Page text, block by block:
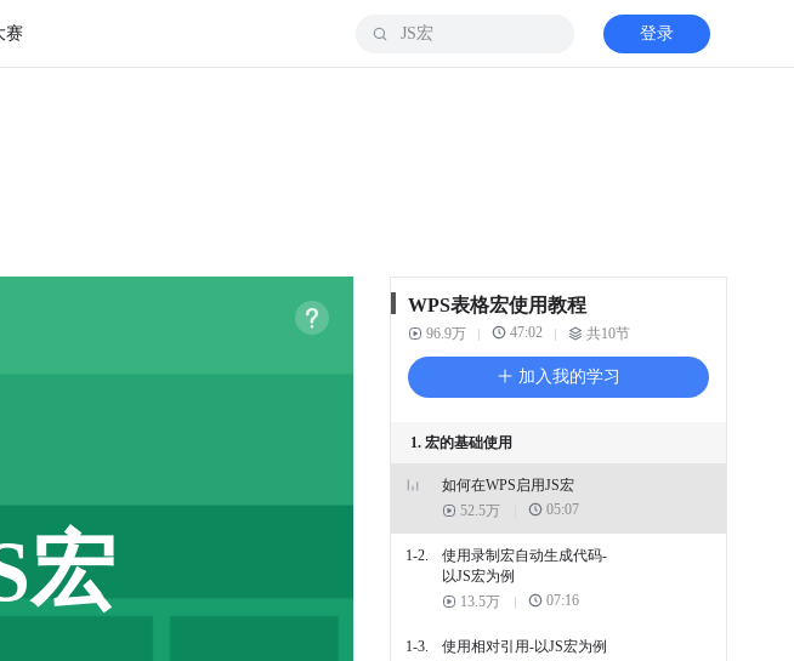
赛 登录
宏
WPS表格宏使用教程
96.9万 47:02 共10节
加入我的学习
1. 宏的基础使用
如何在WPS启用JS宏
52.5万
05:07
1-2.
使用录制宏自动生成代码-
以JS宏为例
13.5万
07:16
1-3.
使用相对引用-以JS宏为例